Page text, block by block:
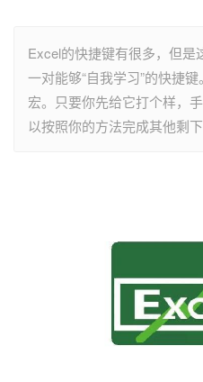
Excel的快捷键有很多，但是
一对能够“自我学习”的快捷
宏。只要你先给它打个样，
以按照你的方法完成其他剩